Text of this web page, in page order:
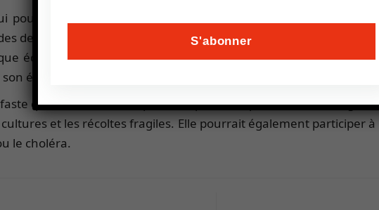
le contrer : La Niña. Annoncée par l’OMM (
de températures très basses. Ce phénomène météorologique
équatorial. Elle survient généralement tous les 4 à 5 ans et
état d’équilibre.
qu’El Niño., La Niña pourrait, par exemple, entraîner
et les récoltes fragiles. Elle pourrait également participer
le choléra.